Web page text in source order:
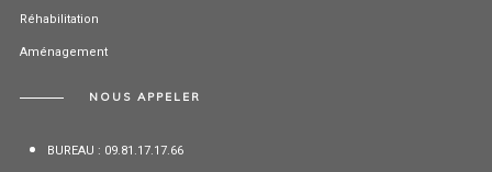
Réhabilitation
Aménagement
NOUS APPELER
BUREAU : 09.81.17.17.66